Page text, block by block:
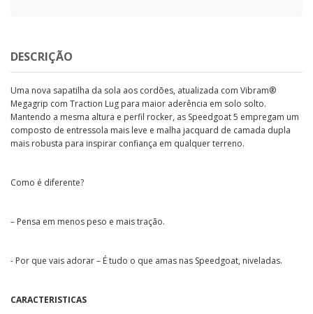
DESCRIÇÃO
Uma nova sapatilha da sola aos cordões, atualizada com Vibram®
Megagrip com Traction Lug para maior aderência em solo solto.
Mantendo a mesma altura e perfil rocker, as Speedgoat 5 empregam um
composto de entressola mais leve e malha jacquard de camada dupla
mais robusta para inspirar confiança em qualquer terreno.
Como é diferente?
– Pensa em menos peso e mais tração.
- Por que vais adorar – É tudo o que amas nas Speedgoat, niveladas.
CARACTERISTICAS